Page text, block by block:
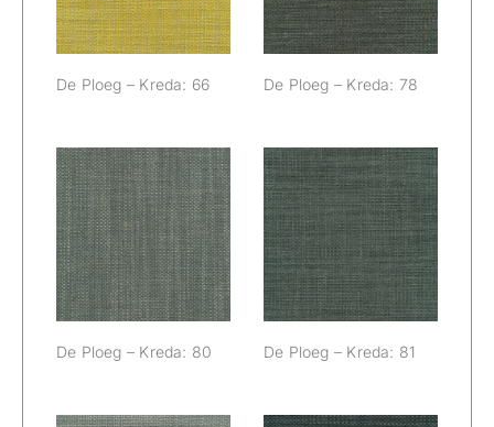
De Ploeg – Kreda: 66 De Ploeg – Kreda: 78
De Ploeg –
Kreda: 80
De Ploeg – Kreda: 80
De Ploeg –
Kreda: 81
De Ploeg – Kreda: 81